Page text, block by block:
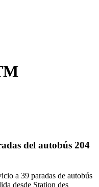
del autobús 204
a 39 paradas de autobús
desde Station des